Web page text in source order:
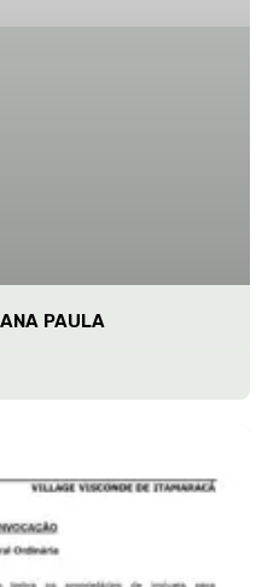
PAULA